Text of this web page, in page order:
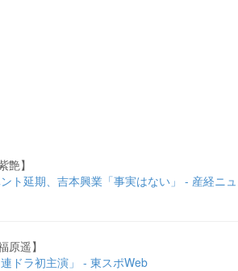
】
ト延期、吉本興業「事実はない」 - 産経ニュ
遥】
ドラ初主演」 - 東スポWeb